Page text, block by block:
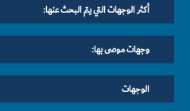
أكثر الوجهات التي يتم البحث عنها:
وجهات موصى بها:
الوجهات